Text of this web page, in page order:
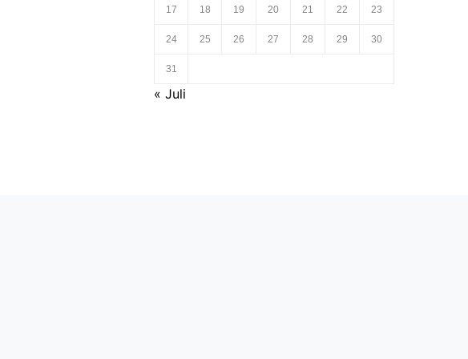
17 18 19 20 21 22 23
24 25 26 27 28 29 30
31
« Juli